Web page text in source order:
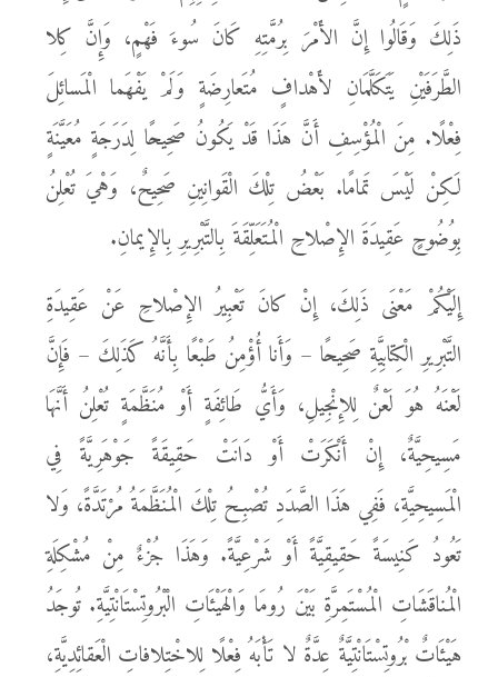
ذَلِكَ وَقَالُوا إِنَّ الأَمْرَ بِرُمَّتِهِ كَانَ سُوءَ فَهْمٍ، وَإِنَّ كِلا
الطَّرَفَيْنِ يَتَكَلَّمَانِ لأَهْدافٍ مُتَعارِضَةٍ وَلَمْ يَفْهَما الْمَسائِلَ
فِعْلًا. مِنَ الْمُؤْسِفِ أَنَّ هَذَا قَدْ يَكُونُ صَحِيحًا لِدَرَجَةٍ مُعَيَّنَةٍ
لَكِنْ لَيْسَ تَمامًا. بَعْضُ تِلْكَ الْقَوانِينِ صَحِيحٌ، وَهْيَ تُعْلِنُ
بِوُضُوحٍ عَقِيدَةَ الإِصْلاحِ الْمُتَعَلِّقَةَ بِالتَّبْرِيرِ بِالإِيمانِ.
إِلَيْكُمْ مَعْنَى ذَلِكَ، إِنْ كانَ تَعْبِيرُ الإِصْلاحِ عَنْ عَقِيدَةِ
التَّبْرِيرِ الْكِتابِيَّةِ صَحِيحًا – وَأَنا أُؤْمِنُ طَبْعًا بِأَنَّهُ كَذَلِكَ – فَإِنَّ
لَعْنَهُ هُوَ لَعْنٌ لِلإِنْجِيلِ، وَأَيُّ طَائِفَةٍ أَوْ مُنَظَّمَةٍ تُعْلِنُ أَنَّهَا
مَسِيحِيَّةٌ، إِنْ أَنْكَرَتْ أَوْ دَانَتْ حَقِيقَةً جَوْهَرِيَّةً فِي
الْمَسِيحِيَّةِ، فَفِي هَذَا الصَّدَدِ تُصْبِحُ تِلْكَ الْمُنَظَّمَةُ مُرْتَدَّةً، وَلا
تَعُودُ كَنِيسَةً حَقِيقِيَّةً أَوْ شَرْعِيَّةً. وَهَذَا جُزْءٌ مِنْ مُشْكِلَةِ
الْمُناقَشَاتِ الْمُسْتَمِرَّةِ بَيْنَ رُومَا وَالْهَيْئَاتِ الْبْرُوتِسْتَانْتِيَّةِ. تُوجَدُ
هَيْئَاتٌ بْرُوتِسْتَانْتِيَّةٌ عِدَّةٌ لا تَأْبَهُ فِعْلًا لِلاخْتِلافاتِ الْعَقائِدِيَّةِ،